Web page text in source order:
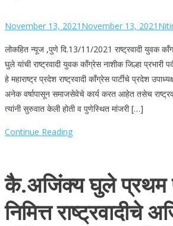
November 13, 2021 November 13, 2021
लोकहित न्यूज ,पुणे दि.13/11/2021 राष्ट्रवादी युवक
घुले यांची राष्ट्रवादी युवक काँग्रेस नाशीक जिल्हा
हे महाराष्ट्र प्रदेश राष्ट्रवादी काँग्रेस पार्टीचे प्रदेश
अनेक वर्षापासून समाजसेवेचे कार्य करत आहेत तसेच
त्यांनी सुरुवात केली होती व पुणेस्थित मांजरी […]
Continue Reading
कै.अजिंक्य घुले प्रथम
निमित्त राष्ट्रवादीचे